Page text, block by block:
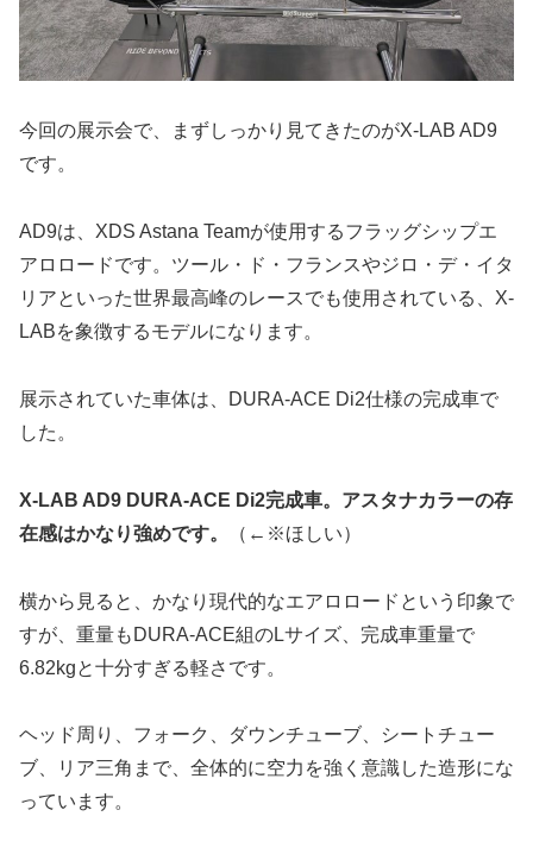
今回の展示会で、まずしっかり見てきたのがX-LAB AD9
です。
AD9は、XDS Astana Teamが使用するフラッグシップエ
アロロードです。ツール・ド・フランスやジロ・デ・イタ
リアといった世界最高峰のレースでも使用されている、X-
LABを象徴するモデルになります。
展示されていた車体は、DURA-ACE Di2仕様の完成車で
した。
X-LAB AD9 DURA-ACE Di2完成車。アスタナカラーの存
在感はかなり強めです。
（←※ほしい）
横から見ると、かなり現代的なエアロロードという印象で
すが、重量もDURA-ACE組のLサイズ、完成車重量で
6.82kgと十分すぎる軽さです。
ヘッド周り、フォーク、ダウンチューブ、シートチュー
ブ、リア三角まで、全体的に空力を強く意識した造形にな
っています。